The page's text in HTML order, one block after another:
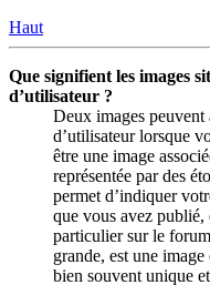
Haut
Que signifient les images
d’utilisateur ?
Deux images peuvent
d’utilisateur lorsque
être une image
représentée par des
permet d’indiquer
que vous avez
particulier sur le
grande, est une
bien souvent unique